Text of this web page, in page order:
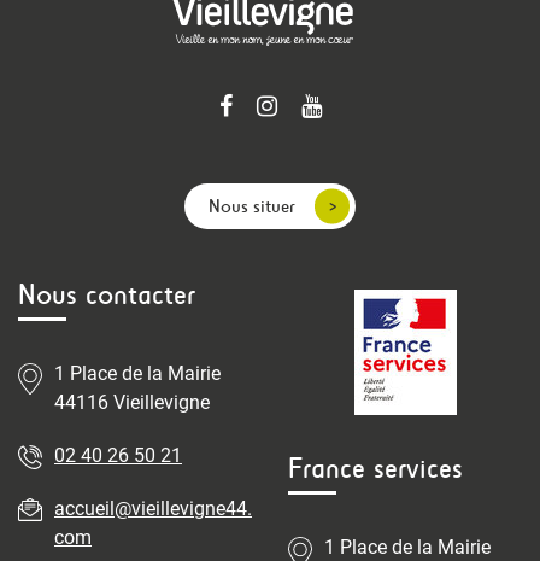
Nous situer
Nous contacter
1 Place de la Mairie
44116 Vieillevigne
02 40 26 50 21
accueil@vieillevigne44.
com
France services
1 Place de la Mairie